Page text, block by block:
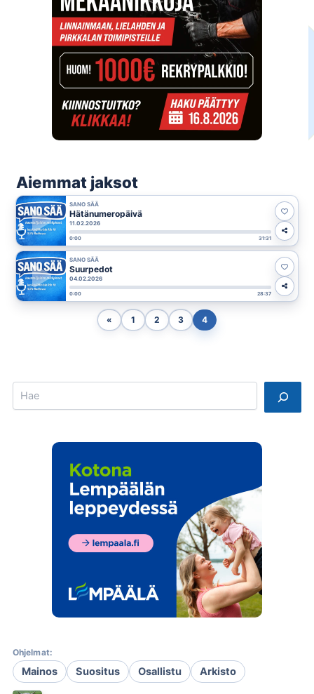
Aiemmat jaksot
SANO SÄÄ
Hätänumeropäivä
11.02.2026
0:00 31:31
SANO SÄÄ
Suurpedot
04.02.2026
0:00 28:37
« 1 2 3 4
Ohjelmat:
Mainos Suositus Osallistu Arkisto